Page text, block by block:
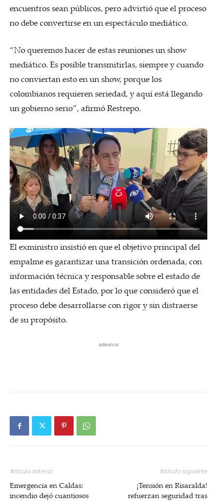
encuentros sean públicos, pero advirtió que el proceso
no debe convertirse en un espectáculo mediático.
“No queremos hacer de estas reuniones un show
mediático. Es posible transmitirlas, siempre y cuando
no conviertan esto en un show, porque los
colombianos requieren seriedad, y aquí está llegando
un gobierno serio”, afirmó Restrepo.
El exministro insistió en que el objetivo principal del
empalme es garantizar una transición ordenada, con
información técnica y responsable sobre el estado de
las entidades del Estado, por lo que consideró que el
proceso debe desarrollarse con rigor y sin distraerse
de su propósito.
adesnce
Artículo anterior
Emergencia en Caldas:
incendio dejó cuantiosos
Artículo siguiente
¡Tensión en Risaralda!
refuerzan seguridad tras